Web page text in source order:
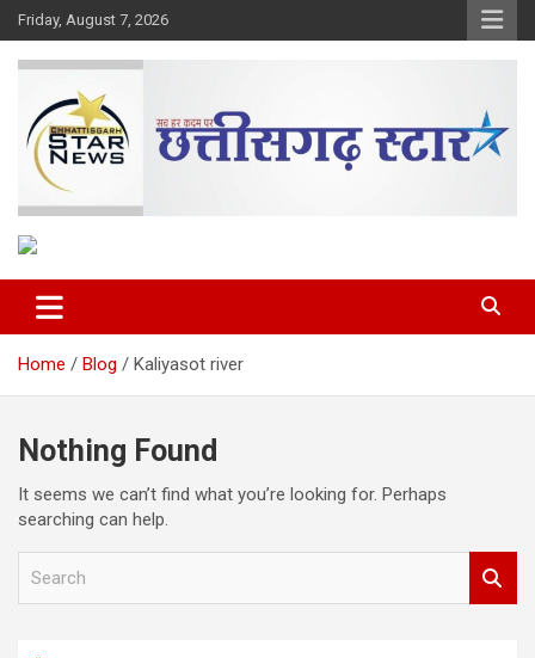
Skip
to
content
Friday, August 7, 2026
Chhattisgarh Star
Home Blog Kaliyasot river
Nothing Found
It seems we can’t find what you’re looking for. Perhaps
searching can help.